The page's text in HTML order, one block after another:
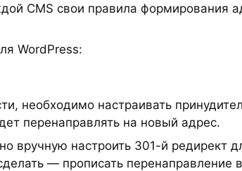
CMS свои правила формирования
WordPress:
необходимо настраивать
перенаправлять на новый адрес.
вручную настроить 301-й редирект
— прописать перенаправление